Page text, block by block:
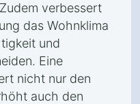
verbessert
das Wohnklima
und
Eine
nicht nur den
auch den